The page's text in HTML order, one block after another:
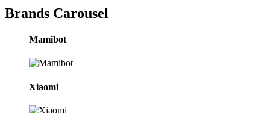
Brands Carousel
Mamibot
Xiaomi